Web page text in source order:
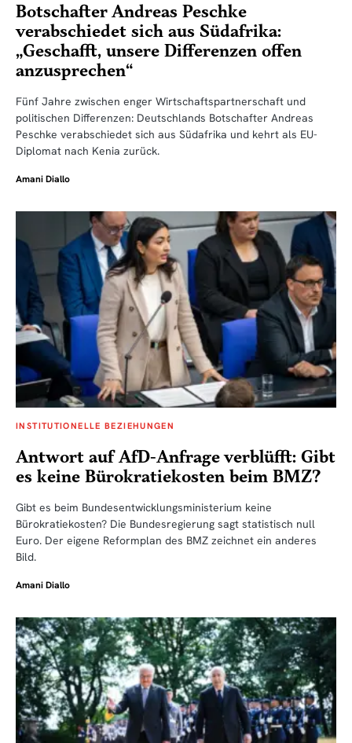
Botschafter Andreas Peschke
verabschiedet sich aus Südafrika:
„Geschafft, unsere Differenzen offen
anzusprechen“
Fünf Jahre zwischen enger Wirtschaftspartnerschaft und
politischen Differenzen: Deutschlands Botschafter Andreas
Peschke verabschiedet sich aus Südafrika und kehrt als EU-
Diplomat nach Kenia zurück.
Amani Diallo
INSTITUTIONELLE BEZIEHUNGEN
Antwort auf AfD-Anfrage verblüfft: Gibt
es keine Bürokratiekosten beim BMZ?
Gibt es beim Bundesentwicklungsministerium keine
Bürokratiekosten? Die Bundesregierung sagt statistisch null
Euro. Der eigene Reformplan des BMZ zeichnet ein anderes
Bild.
Amani Diallo